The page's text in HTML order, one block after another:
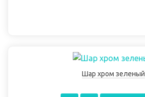
Шар хром зеленый